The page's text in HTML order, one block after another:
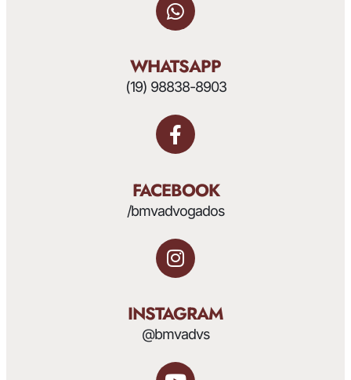
WHATSAPP
(19) 98838-8903
FACEBOOK
/bmvadvogados
INSTAGRAM
@bmvadvs